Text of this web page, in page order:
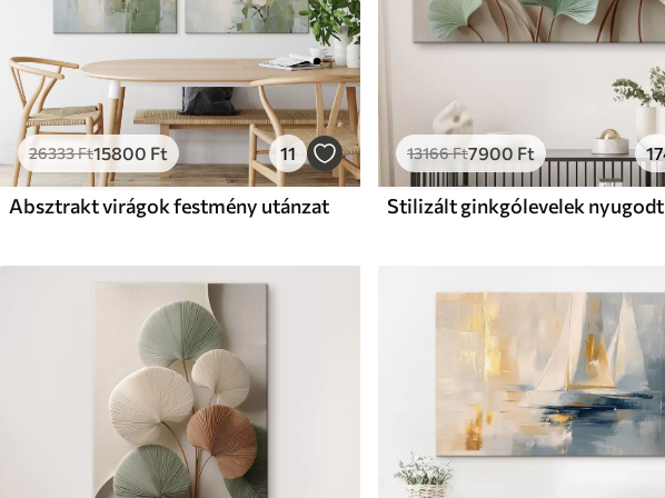
26333Ft15800 Ft 11
Absztrakt virágok festmény utánzat
13166Ft7900 Ft